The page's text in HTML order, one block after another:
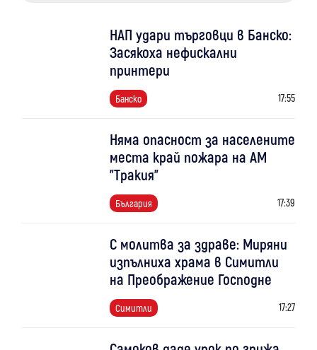
НАП удари търговци в Банско:
Засякоха нефискални
принтери
Банско 17:55
Няма опасност за населените
места край пожара на АМ
"Тракия"
България 17:39
С молитва за здраве: Миряни
изпълниха храма в Симитли
на Преображение Господне
Симитли 17:27